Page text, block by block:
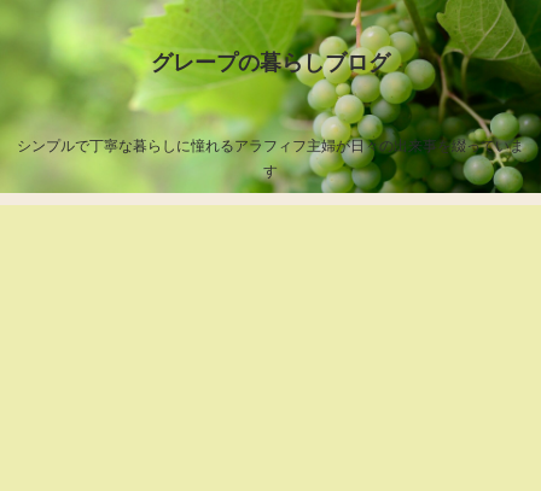
グレープの暮らしブログ
シンプルで丁寧な暮らしに憧れるアラフィフ主婦が日々の出来事を綴っていま
す